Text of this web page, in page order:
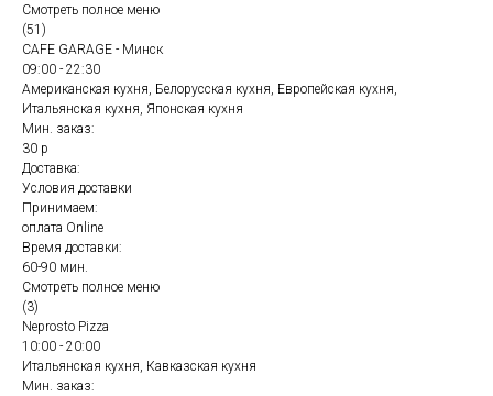
Смотреть полное меню
(51)
CAFE GARAGE - Минск
09:00 - 22:30
Американская кухня, Белорусская кухня, Европейская кухня,
Итальянская кухня, Японская кухня
Мин. заказ:
30 р
Доставка:
Условия доставки
Принимаем:
оплата Online
Время доставки:
60-90 мин.
Смотреть полное меню
(3)
Neprosto Pizza
10:00 - 20:00
Итальянская кухня, Кавказская кухня
Мин. заказ: